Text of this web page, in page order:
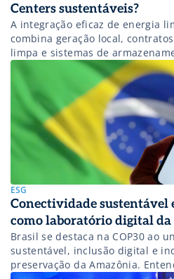
Centers sustentáveis?
A integração eficaz de energia
combina geração local,
limpa e sistemas de
eficiência energética e garantir
Saiba mais!
ESG
Conectividade sustentável
como laboratório digital da
Brasil se destaca na COP30 ao
sustentável, inclusão digital e
preservação da Amazônia.